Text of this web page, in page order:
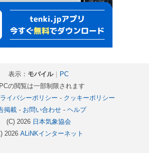
表示： モバイル｜ PC
の閲覧は一部制限されます
イバシーポリシー - クッキーポリシー
掲載- お問い合わせ- ヘルプ
(C) 2026 日本気象協会
2026 ALiNKインターネット